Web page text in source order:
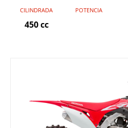
CILINDRADA
450 cc
POTENCIA